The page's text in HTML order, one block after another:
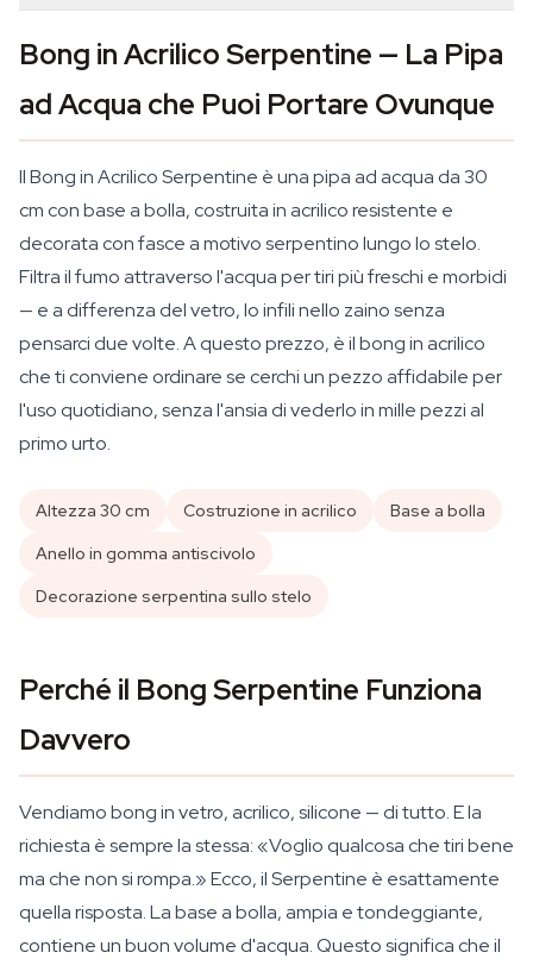
Bong in Acrilico Serpentine — La Pipa
ad Acqua che Puoi Portare Ovunque
Il Bong in Acrilico Serpentine è una pipa ad acqua da 30
cm con base a bolla, costruita in acrilico resistente e
decorata con fasce a motivo serpentino lungo lo stelo.
Filtra il fumo attraverso l'acqua per tiri più freschi e morbidi
— e a differenza del vetro, lo infili nello zaino senza
pensarci due volte. A questo prezzo, è il bong in acrilico
che ti conviene ordinare se cerchi un pezzo affidabile per
l'uso quotidiano, senza l'ansia di vederlo in mille pezzi al
primo urto.
Altezza 30 cm Costruzione in acrilico
Base a bolla
Anello in gomma antiscivolo
Decorazione serpentina sullo stelo
Perché il Bong Serpentine Funziona
Davvero
Vendiamo bong in vetro, acrilico, silicone — di tutto. E la
richiesta è sempre la stessa: «Voglio qualcosa che tiri bene
ma che non si rompa.» Ecco, il Serpentine è esattamente
quella risposta. La base a bolla, ampia e tondeggiante,
contiene un buon volume d'acqua. Questo significa che il